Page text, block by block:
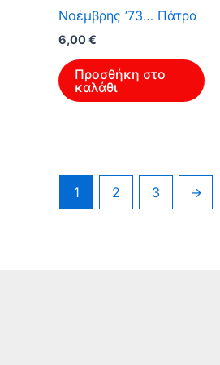
Νοέμβρης ’73… Πάτρα
Original
was:
9,60 €.
6,00€
τιμή
είναι:
6,00 €.
Προσθήκη στο
καλάθι
1 2 3 →